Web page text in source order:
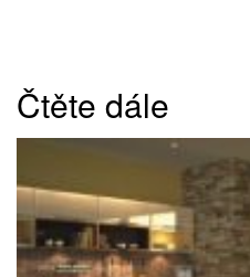
Čtěte dále